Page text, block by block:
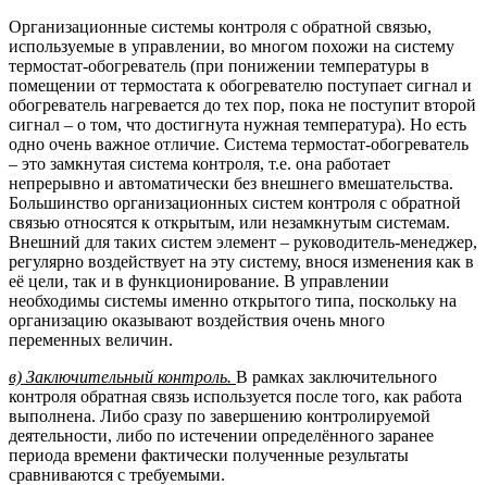
Организационные системы контроля с обратной связью,
используемые в управлении, во многом похожи на систему
термостат-обогреватель (при понижении температуры в
помещении от термостата к обогревателю поступает сигнал и
обогреватель нагревается до тех пор, пока не поступит второй
сигнал – о том, что достигнута нужная температура). Но есть
одно очень важное отличие. Система термостат-обогреватель
– это замкнутая система контроля, т.е. она работает
непрерывно и автоматически без внешнего вмешательства.
Большинство организационных систем контроля с обратной
связью относятся к открытым, или незамкнутым системам.
Внешний для таких систем элемент – руководитель-менеджер,
регулярно воздействует на эту систему, внося изменения как в
её цели, так и в функционирование. В управлении
необходимы системы именно открытого типа, поскольку на
организацию оказывают воздействия очень много
переменных величин.
в) Заключительный контроль. В рамках заключительного
контроля обратная связь используется после того, как работа
выполнена. Либо сразу по завершению контролируемой
деятельности, либо по истечении определённого заранее
периода времени фактически полученные результаты
сравниваются с требуемыми.